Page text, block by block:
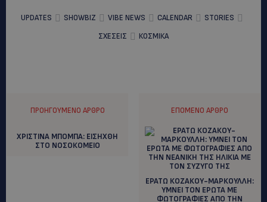
UPDATES SHOWBIZ VIBE NEWS CALENDAR
STORIES
ΣΧΕΣΕΙΣ
ΚΟΣΜΙΚΑ
ΠΡΟΗΓΟΎΜΕΝΟ ΆΡΘΡΟ
XΡΙΣΤΙΝΑ ΜΠΟΜΠΑ: EIΣΗΧΘΗ
ΣΤΟ ΝΟΣΟΚΟΜΕΙΟ
ΕΠΌΜΕΝΟ ΆΡΘΡΟ
ΕΡΑΤΩ ΚΟΖΑΚΟΥ-ΜΑΡΚΟΥΛΛΗ:
YMNEI TON EΡΩΤΑ ΜΕ
ΦΩΤΟΓΡΑΦΙΕΣ ΑΠΟ ΤΗΝ